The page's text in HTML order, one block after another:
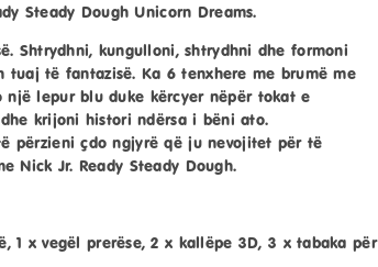
Steady Dough Unicorn Dreams.
Shtrydhni, kungulloni, shtrydhni dhe formoni
të fantazisë. Ka 6 tenxhere me brumë me
lepur blu duke kërcyer nëpër tokat e
krijoni histori ndërsa i bëni ato.
përzieni çdo ngjyrë që ju nevojitet për të
Nick Jr. Ready Steady Dough.
1 x vegël prerëse, 2 x kallëpe 3D, 3 x tabaka për